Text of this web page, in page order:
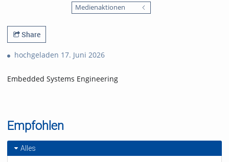
Medienaktionen
Share
hochgeladen 17. Juni 2026
Embedded Systems Engineering
Empfohlen
Alles